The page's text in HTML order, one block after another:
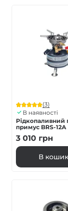
(3)
В наявності
Рідкопаливний
примус BRS-12A
3 010 грн
В кошик